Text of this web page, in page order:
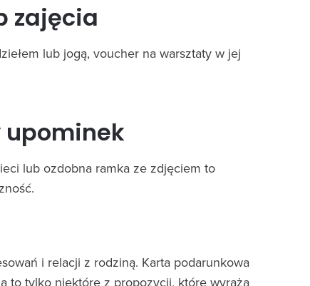
zajęcia
lub jogą, voucher na warsztaty w jej
upominek
lub ozdobna ramka ze zdjęciem to
i relacji z rodziną. Karta podarunkowa
to tylko niektóre z propozycji, które wyrażą